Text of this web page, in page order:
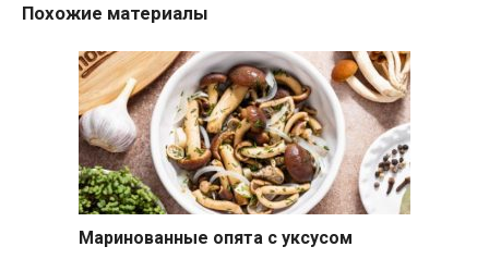
Похожие материалы
Маринованные опята с уксусом